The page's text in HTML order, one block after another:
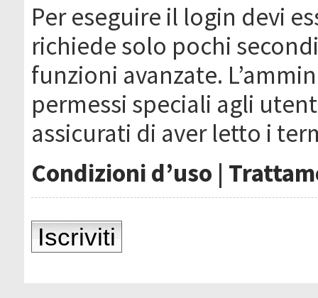
Per eseguire il login devi
richiede solo pochi
funzioni avanzate.
permessi speciali agli
assicurati di aver letto i
Condizioni d’uso |
Iscriviti